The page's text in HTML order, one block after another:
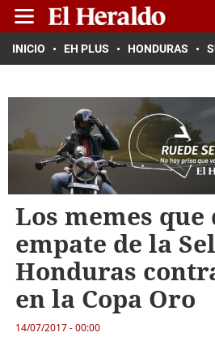
INICIO EH PLUS HONDURAS
Los memes que
empate de la
Honduras
en la Copa Oro
14/07/2017 - 00:00